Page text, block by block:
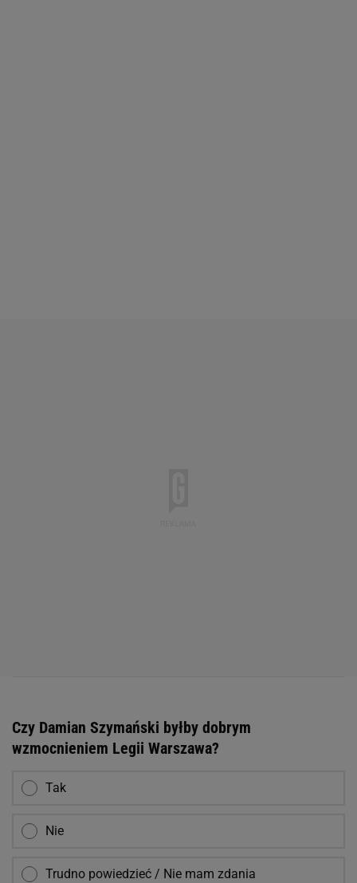
Czy Damian Szymański byłby dobrym
wzmocnieniem Legii Warszawa?
Tak
Nie
Trudno powiedzieć / Nie mam zdania